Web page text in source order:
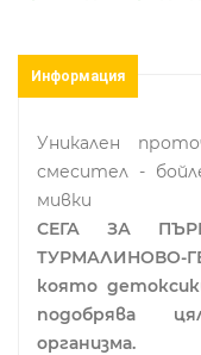
Информация
Уникален
смесител -
мивки
СЕГА ЗА
ТУРМАЛИНОВО-
която
подобрява
организма.